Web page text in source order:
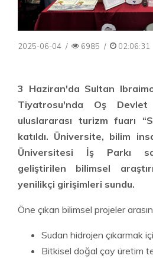
2025-06-04 / 6985 / 02:06:31
3 Haziran'da Sultan
Tiyatrosu'nda Oş
uluslararası turizm fuarı
katıldı. Üniversite, bilim
Üniversitesi İş Parkı
geliştirilen bilimsel
yenilikçi girişimleri sundu.
Öne çıkan bilimsel projeler
Sudan hidrojen çıkarmak
Bitkisel doğal çay üretim